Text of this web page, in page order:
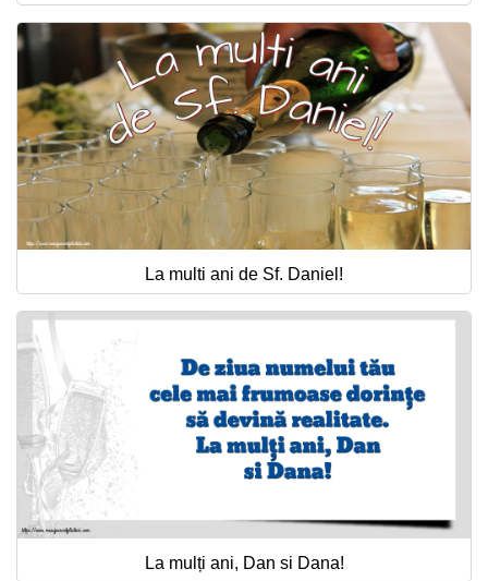
La multi ani de Sf. Daniel!
La mulți ani, Dan si Dana!